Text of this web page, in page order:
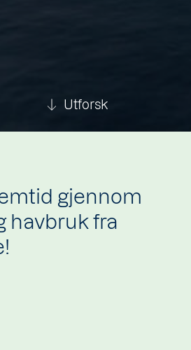
Utforsk
gjennom
havbruk fra